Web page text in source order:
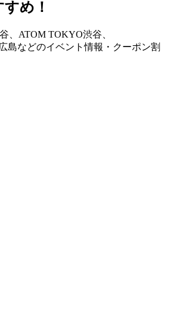
め！
、ATOM TOKYO渋谷、
島などのイベント情報・クーポン割